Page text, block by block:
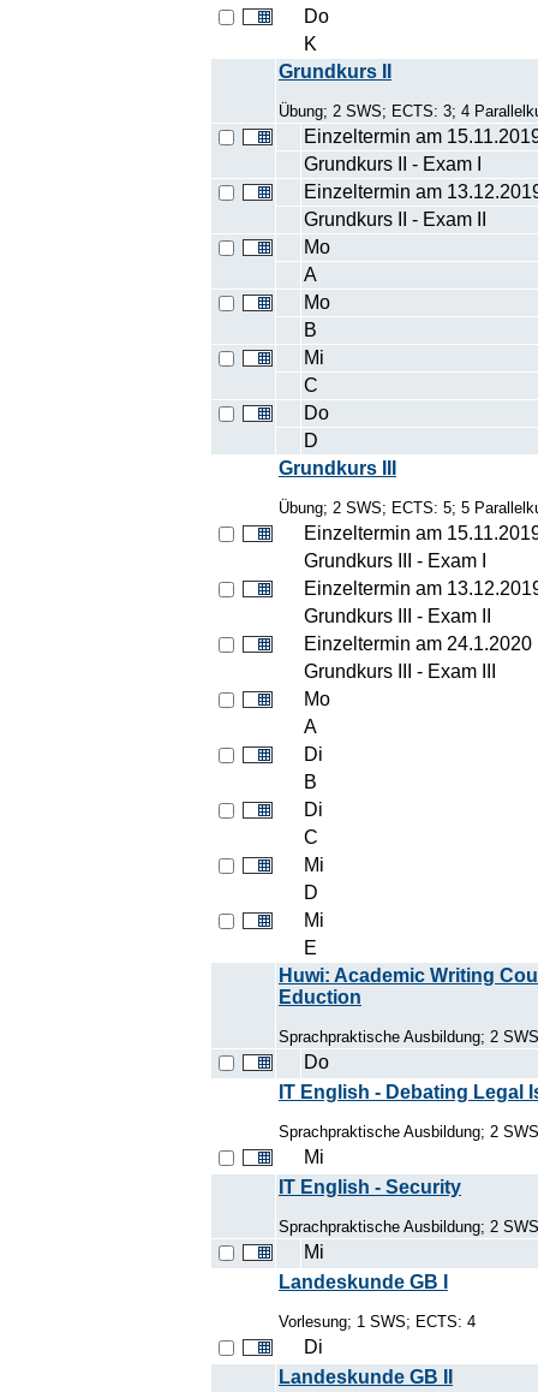
Do
K
Grundkurs II
Übung; 2 SWS; ECTS: 3; 4
Einzeltermin am
Grundkurs II - Exam I
Einzeltermin am
Grundkurs II - Exam II
Mo
A
Mo
B
Mi
C
Do
D
Grundkurs III
Übung; 2 SWS; ECTS: 5; 5
Einzeltermin am
Grundkurs III - Exam I
Einzeltermin am
Grundkurs III - Exam II
Einzeltermin am 24.1.2020
Grundkurs III - Exam III
Mo
A
Di
B
Di
C
Mi
D
Mi
E
Huwi: Academic Writing
Eduction
Sprachpraktische Ausbildung; 2 SWS
Do
IT English - Debating Legal
Sprachpraktische Ausbildung; 2
Mi
IT English - Security
Sprachpraktische Ausbildung; 2
Mi
Landeskunde GB I
Vorlesung; 1 SWS; ECTS: 4
Di
Landeskunde GB II